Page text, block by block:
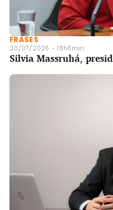
FRASES
20/07/2026 - 18h11min
Silvia Massruhá,